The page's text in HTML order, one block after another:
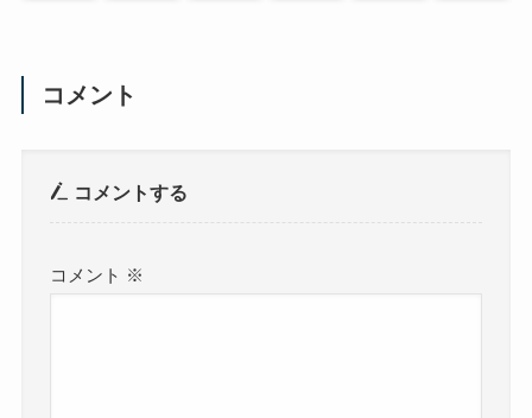
コメント
コメントする
コメント ※